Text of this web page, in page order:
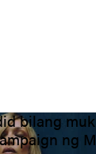
bilang
ng